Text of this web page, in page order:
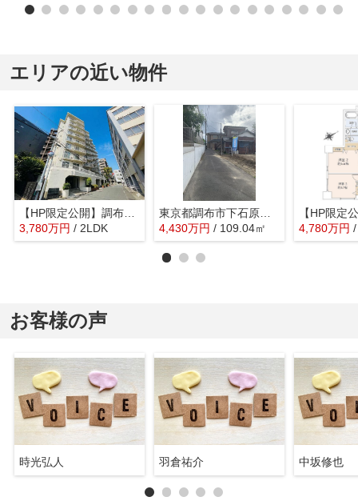
エリアの近い物件
【HP限定公開】調布ヶ丘ハイツ
3,780万円 / 2LDK
東京都調布市下石原 売土地 （更地）
4,430万円 / 109.04㎡ 4,780万円
お客様の声
時光弘人 羽倉祐介 中坂修也